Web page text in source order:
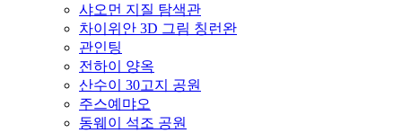
샤오먼 지질 탐색관
차이위안 3D 그림 칭런완
관인팅
전하이 양옥
산수이 30고지 공원
주스예먀오
동웨이 석조 공원